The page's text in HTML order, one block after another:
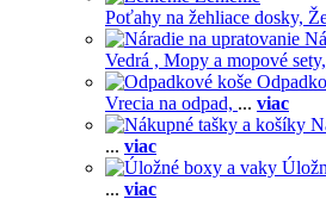
Poťahy na žehliace dosky,
Vedrá , Mopy a mopové sety,
Vrecia na odpad, ... viac
... viac
... viac